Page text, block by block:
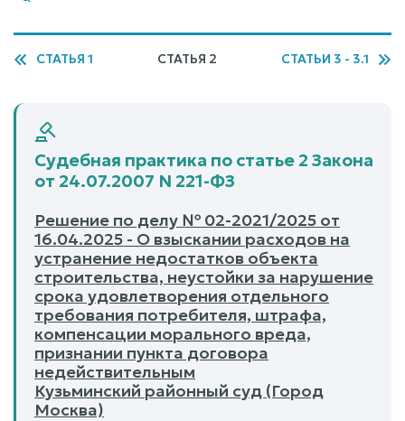
СТАТЬЯ 1 СТАТЬЯ 2 СТАТЬИ 3 - 3.1
Судебная практика по статье 2 Закона
от 24.07.2007 N 221-ФЗ
Решение по делу № 02-2021/2025 от
16.04.2025 - О взыскании расходов на
устранение недостатков объекта
строительства, неустойки за нарушение
срока удовлетворения отдельного
требования потребителя, штрафа,
компенсации морального вреда,
признании пункта договора
недействительным
Кузьминский районный суд (Город
Москва)